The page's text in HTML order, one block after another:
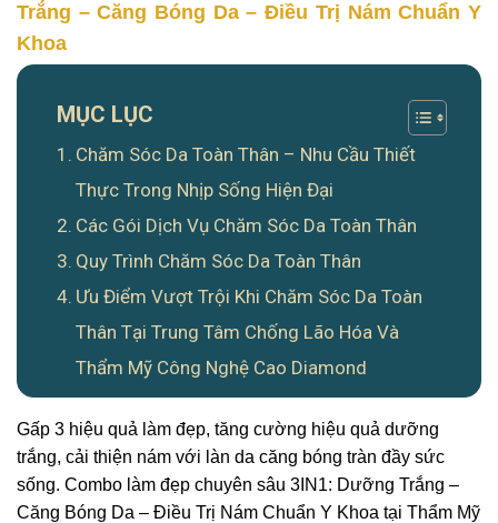
Trắng – Căng Bóng Da – Điều Trị Nám Chuẩn Y
Khoa
MỤC LỤC
Chăm Sóc Da Toàn Thân – Nhu Cầu Thiết
Thực Trong Nhịp Sống Hiện Đại
Các Gói Dịch Vụ Chăm Sóc Da Toàn Thân
Quy Trình Chăm Sóc Da Toàn Thân
Ưu Điểm Vượt Trội Khi Chăm Sóc Da Toàn
Thân Tại Trung Tâm Chống Lão Hóa Và
Thẩm Mỹ Công Nghệ Cao Diamond
Gấp 3 hiệu quả làm đẹp, tăng cường hiệu quả dưỡng
trắng, cải thiện nám với làn da căng bóng tràn đầy sức
sống. Combo làm đẹp chuyên sâu 3IN1: Dưỡng Trắng –
Căng Bóng Da – Điều Trị Nám Chuẩn Y Khoa tại Thẩm Mỹ